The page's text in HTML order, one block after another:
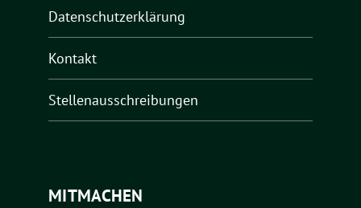
Datenschutzerklärung
Kontakt
Stellenausschreibungen
MITMACHEN